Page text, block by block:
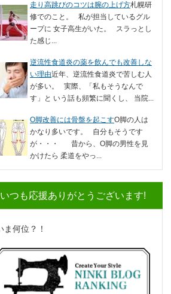
走り高跳びのコツは腕の上げ方札幌研
修でのこと。 私が担当しているグル
ープに 女子高生がいた。 スラっとし
た感じ...
逆流性食道炎の薬を飲んでも改善しな
い理由近年、逆流性食道炎で苦しむ人
が多い。 実際、「私もそうなんで
す」と いう話も頻繁に聞くし、 当院...
O脚改善には骨盤を起こすO脚の人は
かなり多いです。 自分もそうです
が・・・ 昔から、O脚の男性を見
かけたら 柔道をやっ...
いつも応援ありがとうございます!
ま何位？！